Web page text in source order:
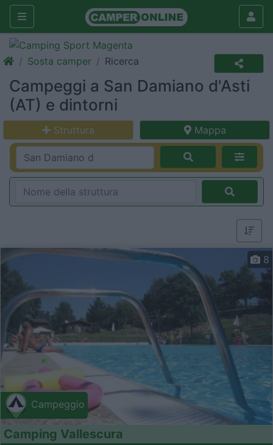
Sosta camper Ricerca
Campeggi a San Damiano d'Asti
(AT) e dintorni
Struttura Mappa
Campeggio
8
Camping Vallescura